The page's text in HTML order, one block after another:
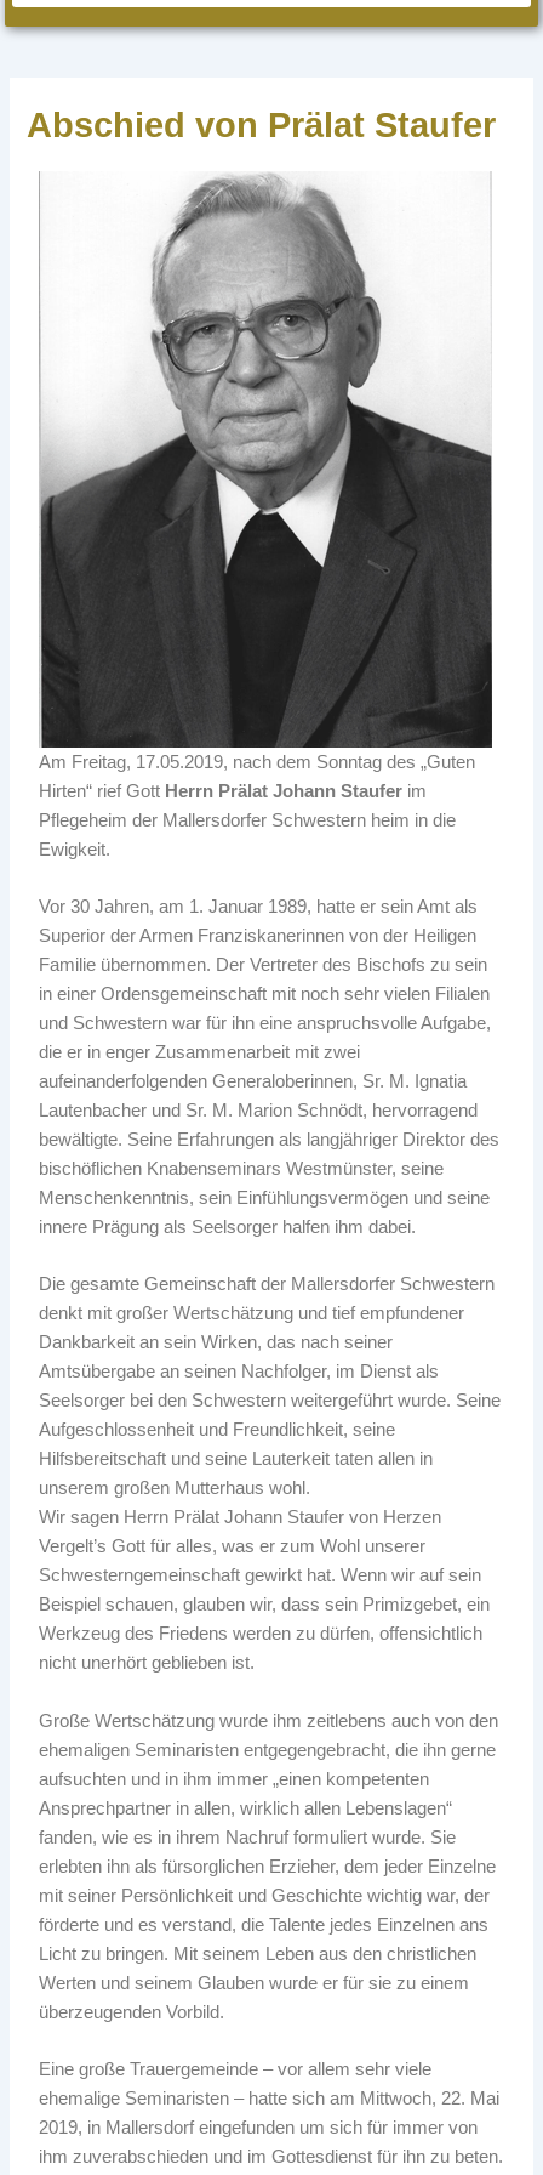
Abschied von Prälat Staufer
Am Freitag, 17.05.2019, nach dem Sonntag des „Guten
Hirten“ rief Gott Herrn Prälat Johann Staufer im
Pflegeheim der Mallersdorfer Schwestern heim in die
Ewigkeit.
Vor 30 Jahren, am 1. Januar 1989, hatte er sein Amt als
Superior der Armen Franziskanerinnen von der Heiligen
Familie übernommen. Der Vertreter des Bischofs zu sein
in einer Ordensgemeinschaft mit noch sehr vielen Filialen
und Schwestern war für ihn eine anspruchsvolle Aufgabe,
die er in enger Zusammenarbeit mit zwei
aufeinanderfolgenden Generaloberinnen, Sr. M. Ignatia
Lautenbacher und Sr. M. Marion Schnödt, hervorragend
bewältigte. Seine Erfahrungen als langjähriger Direktor des
bischöflichen Knabenseminars Westmünster, seine
Menschenkenntnis, sein Einfühlungsvermögen und seine
innere Prägung als Seelsorger halfen ihm dabei.
Die gesamte Gemeinschaft der Mallersdorfer Schwestern
denkt mit großer Wertschätzung und tief empfundener
Dankbarkeit an sein Wirken, das nach seiner
Amtsübergabe an seinen Nachfolger, im Dienst als
Seelsorger bei den Schwestern weitergeführt wurde. Seine
Aufgeschlossenheit und Freundlichkeit, seine
Hilfsbereitschaft und seine Lauterkeit taten allen in
unserem großen Mutterhaus wohl.
Wir sagen Herrn Prälat Johann Staufer von Herzen
Vergelt’s Gott für alles, was er zum Wohl unserer
Schwesterngemeinschaft gewirkt hat. Wenn wir auf sein
Beispiel schauen, glauben wir, dass sein Primizgebet, ein
Werkzeug des Friedens werden zu dürfen, offensichtlich
nicht unerhört geblieben ist.
Große Wertschätzung wurde ihm zeitlebens auch von den
ehemaligen Seminaristen entgegengebracht, die ihn gerne
aufsuchten und in ihm immer „einen kompetenten
Ansprechpartner in allen, wirklich allen Lebenslagen“
fanden, wie es in ihrem Nachruf formuliert wurde. Sie
erlebten ihn als fürsorglichen Erzieher, dem jeder Einzelne
mit seiner Persönlichkeit und Geschichte wichtig war, der
förderte und es verstand, die Talente jedes Einzelnen ans
Licht zu bringen. Mit seinem Leben aus den christlichen
Werten und seinem Glauben wurde er für sie zu einem
überzeugenden Vorbild.
Eine große Trauergemeinde – vor allem sehr viele
ehemalige Seminaristen – hatte sich am Mittwoch, 22. Mai
2019, in Mallersdorf eingefunden um sich für immer von
ihm zuverabschieden und im Gottesdienst für ihn zu beten.